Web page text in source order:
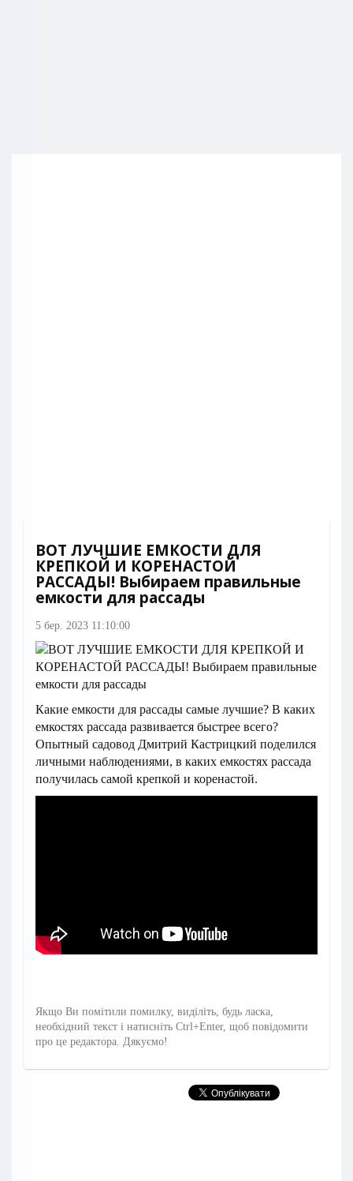
ВОТ ЛУЧШИЕ ЕМКОСТИ ДЛЯ
КРЕПКОЙ И КОРЕНАСТОЙ
РАССАДЫ! Выбираем правильные
емкости для рассады
5 бер. 2023 11:10:00
Какие емкости для рассады самые лучшие? В каких
емкостях рассада развивается быстрее всего?
Опытный садовод Дмитрий Кастрицкий поделился
личными наблюдениями, в каких емкостях рассада
получилась самой крепкой и коренастой.
Якщо Ви помітили помилку, виділіть, будь ласка,
необхідний текст і натисніть Ctrl+Enter, щоб повідомити
про це редактора. Дякуємо!